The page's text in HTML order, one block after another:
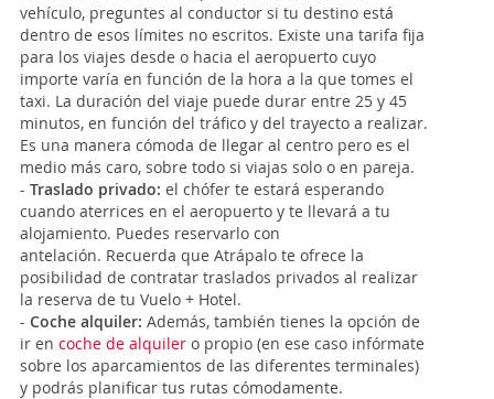
vehículo, preguntes al conductor si tu destino está
dentro de esos límites no escritos. Existe una tarifa fija
para los viajes desde o hacia el aeropuerto cuyo
importe varía en función de la hora a la que tomes el
taxi. La duración del viaje puede durar entre 25 y 45
minutos, en función del tráfico y del trayecto a realizar.
Es una manera cómoda de llegar al centro pero es el
medio más caro, sobre todo si viajas solo o en pareja.
- Traslado privado: el chófer te estará esperando
cuando aterrices en el aeropuerto y te llevará a tu
alojamiento. Puedes reservarlo con
antelación. Recuerda que Atrápalo te ofrece la
posibilidad de contratar traslados privados al realizar
la reserva de tu Vuelo + Hotel.
- Coche alquiler: Además, también tienes la opción de
ir en coche de alquiler o propio (en ese caso infórmate
sobre los aparcamientos de las diferentes terminales)
y podrás planificar tus rutas cómodamente.